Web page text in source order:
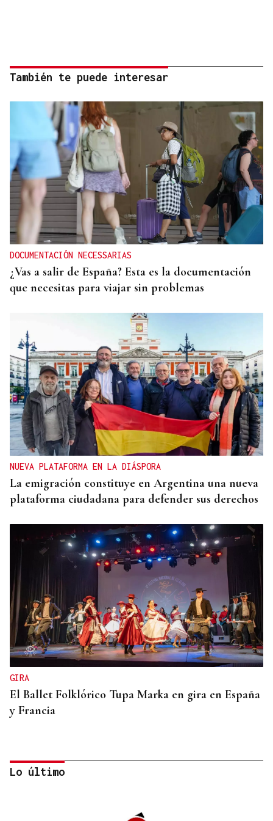
También te puede interesar
DOCUMENTACIÓN NECESSARIAS
¿Vas a salir de España? Esta es la documentación
que necesitas para viajar sin problemas
NUEVA PLATAFORMA EN LA DIÁSPORA
La emigración constituye en Argentina una nueva
plataforma ciudadana para defender sus derechos
GIRA
El Ballet Folklórico Tupa Marka en gira en España
y Francia
Lo último